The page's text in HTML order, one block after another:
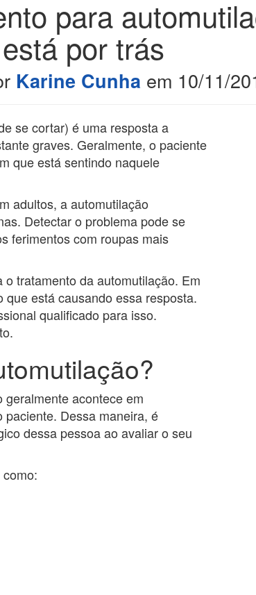
para
está por trás
Karine Cunha em 10/11/
se cortar) é uma resposta a
graves. Geralmente, o paciente
que está sentindo naquele
adultos, a automutilação
Detectar o problema pode se
ferimentos com roupas mais
o tratamento da automutilação. Em
está causando essa resposta.
qualificado para isso.
acontece em
Dessa maneira, é
dessa pessoa ao avaliar o seu